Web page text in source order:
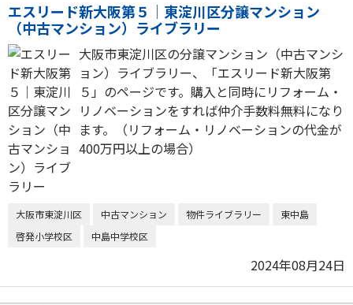
エスリード新大阪第５｜東淀川区分譲マンション
（中古マンション）ライブラリー
大阪市東淀川区の分譲マンション（中古マンシ
ョン）ライブラリー、「エスリード新大阪第
５」のページです。購入と同時にリフォーム・
リノベーションをすれば仲介手数料無料になり
ます。（リフォーム・リノベーションの代金が
400万円以上の場合）
大阪市東淀川区 中古マンション 物件ライブラリー
東中島
啓発小学校区
中島中学校区
2024年08月24日